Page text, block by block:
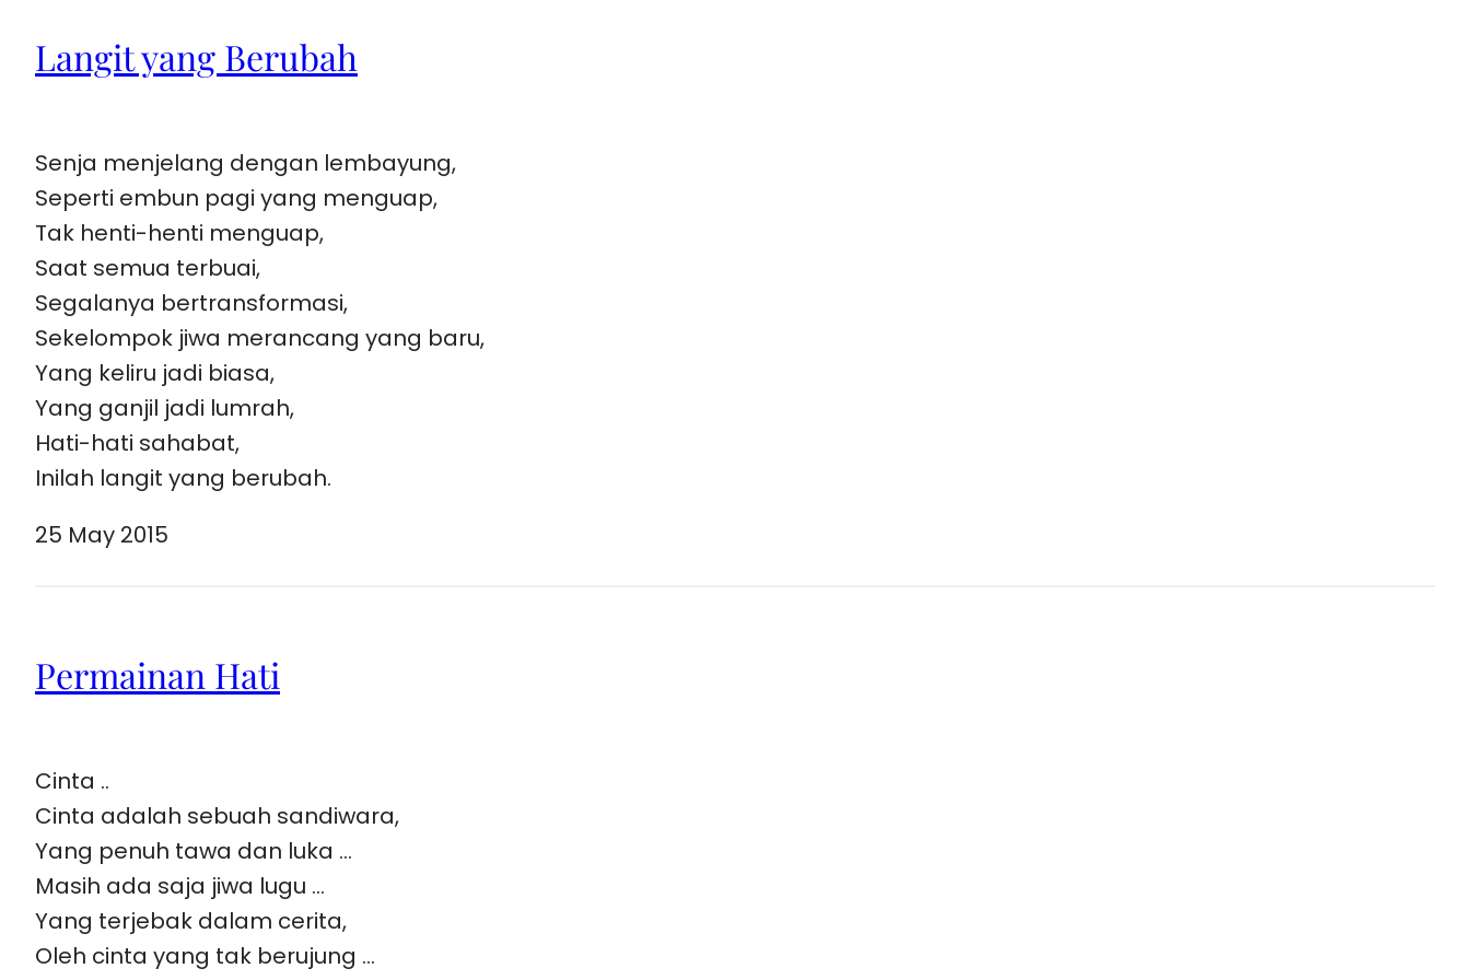
Langit yang Berubah
Senja menjelang dengan lembayung,
Seperti embun pagi yang menguap,
Tak henti-henti menguap,
Saat semua terbuai,
Segalanya bertransformasi,
Sekelompok jiwa merancang yang baru,
Yang keliru jadi biasa,
Yang ganjil jadi lumrah,
Hati-hati sahabat,
Inilah langit yang berubah.
25 May 2015
Permainan Hati
Cinta ..
Cinta adalah sebuah sandiwara,
Yang penuh tawa dan luka …
Masih ada saja jiwa lugu …
Yang terjebak dalam cerita,
Oleh cinta yang tak berujung …